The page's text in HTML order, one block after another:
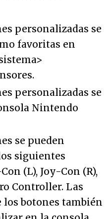
personalizadas se
favoritas en
personalizadas se
Nintendo
se pueden
siguientes
(L), Joy-Con (R),
Controller. Las
botones también